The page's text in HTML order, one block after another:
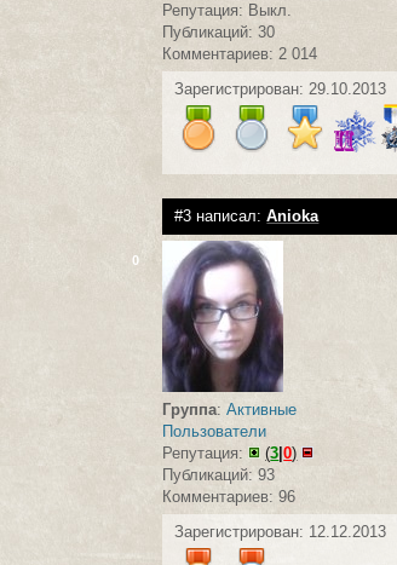
Репутация: Выкл.
Публикаций: 30
Комментариев: 2 014
Зарегистрирован: 29.10.2013
#3 написал:Anioka
0
Группа:Активные
Пользователи
Репутация:
(3 |0)
Публикаций: 93
Комментариев: 96
Зарегистрирован: 12.12.2013